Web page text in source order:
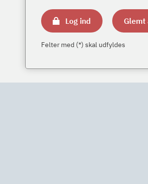
Log ind Glemt
Felter med (*) skal udfyldes